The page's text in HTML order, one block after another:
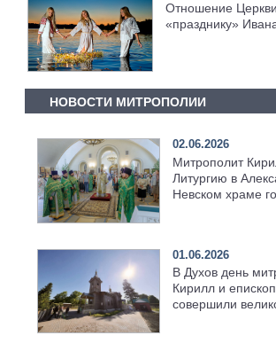
Отношение Церкви к
«празднику»
НОВОСТИ МИТРОПОЛИИ
02.06.2026
Митрополит
Литургию в
Невском храме
01.06.2026
В Духов день
Кирилл и
совершили